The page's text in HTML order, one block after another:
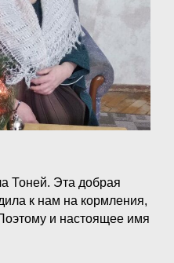
Тоней. Эта добрая
к нам на кормления,
и настоящее имя